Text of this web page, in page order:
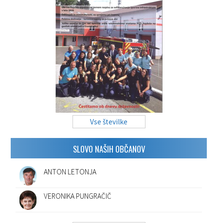
Vse številke
SLOVO NAŠIH OBČANOV
ANTON LETONJA
VERONIKA PUNGRAČIČ